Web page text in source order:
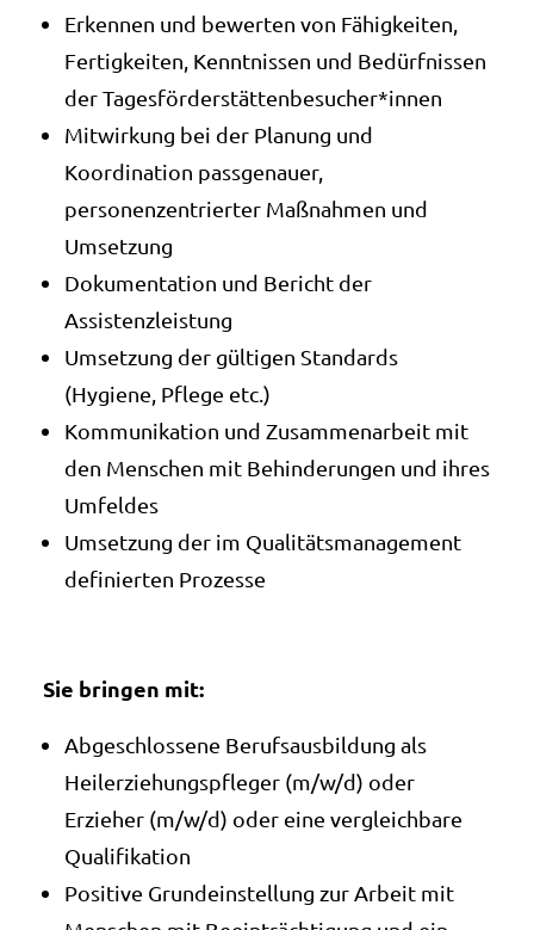
Erkennen und bewerten von Fähigkeiten,
Fertigkeiten, Kenntnissen und Bedürfnissen
der Tagesförderstättenbesucher*innen
Mitwirkung bei der Planung und
Koordination passgenauer,
personenzentrierter Maßnahmen und
Umsetzung
Dokumentation und Bericht der
Assistenzleistung
Umsetzung der gültigen Standards
(Hygiene, Pflege etc.)
Kommunikation und Zusammenarbeit mit
den Menschen mit Behinderungen und ihres
Umfeldes
Umsetzung der im Qualitätsmanagement
definierten Prozesse
Sie bringen mit:
Abgeschlossene Berufsausbildung als
Heilerziehungspfleger (m/w/d) oder
Erzieher (m/w/d) oder eine vergleichbare
Qualifikation
Positive Grundeinstellung zur Arbeit mit